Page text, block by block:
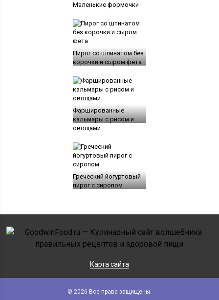
Маленькие формочки
Пирог со шпинатом без
корочки и сыром фета
Фаршированные
кальмары с рисом и
овощами
Греческий йогуртовый
пирог с сиропом
Карта сайта
© 2026 Все права защищены.